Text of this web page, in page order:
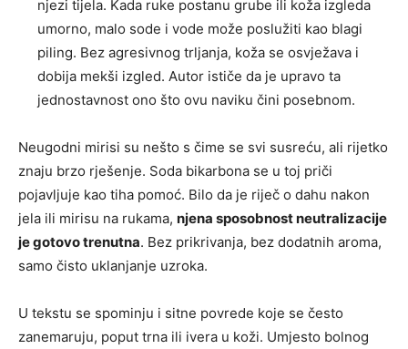
njezi tijela. Kada ruke postanu grube ili koža izgleda
umorno, malo sode i vode može poslužiti kao blagi
piling. Bez agresivnog trljanja, koža se osvježava i
dobija mekši izgled. Autor ističe da je upravo ta
jednostavnost ono što ovu naviku čini posebnom.
Neugodni mirisi su nešto s čime se svi susreću, ali rijetko
znaju brzo rješenje. Soda bikarbona se u toj priči
pojavljuje kao tiha pomoć. Bilo da je riječ o dahu nakon
jela ili mirisu na rukama, njena sposobnost neutralizacije
je gotovo trenutna. Bez prikrivanja, bez dodatnih aroma,
samo čisto uklanjanje uzroka.
U tekstu se spominju i sitne povrede koje se često
zanemaruju, poput trna ili ivera u koži. Umjesto bolnog